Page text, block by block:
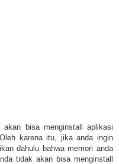
bisa menginstall aplikasi
karena itu, jika anda ingin
dahulu bahwa memori anda
tidak akan bisa menginstall